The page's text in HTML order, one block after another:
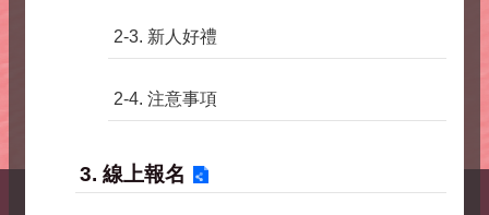
2-3. 新人好禮
2-4. 注意事項
3. 線上報名